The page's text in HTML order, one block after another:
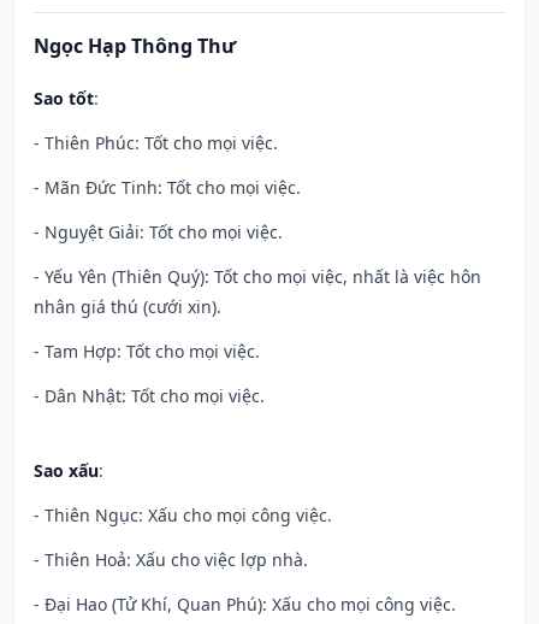
Ngọc Hạp Thông Thư
Sao tốt:
- Thiên Phúc: Tốt cho mọi việc.
- Mãn Đức Tinh: Tốt cho mọi việc.
- Nguyệt Giải: Tốt cho mọi việc.
- Yếu Yên (Thiên Quý): Tốt cho mọi việc, nhất là việc hôn
nhân giá thú (cưới xin).
- Tam Hợp: Tốt cho mọi việc.
- Dân Nhật: Tốt cho mọi việc.
Sao xấu:
- Thiên Ngục: Xấu cho mọi công việc.
- Thiên Hoả: Xấu cho việc lợp nhà.
- Đại Hao (Tử Khí, Quan Phú): Xấu cho mọi công việc.